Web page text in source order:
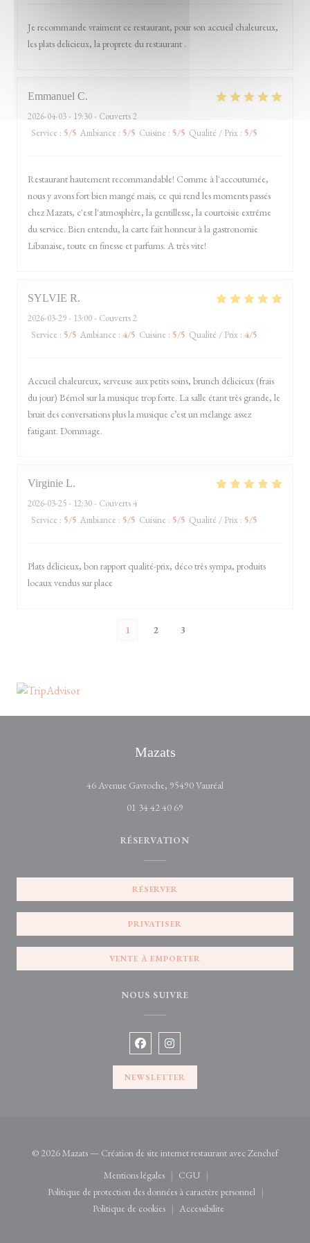
Je recommande vraiment ce restaurant, pour son accueil chaleureux,
les plats delicieux, la proprete du restaurant .
Emmanuel C
2026-04-03 - 19:30 - Couverts 2
Service : 5/5 Ambiance : 5/5 Cuisine : 5/5 Qualité / Prix : 5/5
Restaurant hautement recommandable! Comme à l'accoutumée,
nous y avons fort bien mangé mais, ce qui rend les moments passés
chez Mazats, c'est l'atmosphère, la gentillesse, la courtoisie extrême
du service. Bien entendu, la carte fait honneur à la gastronomie
Libanaise, toute en finesse et parfums. A très vite!
SYLVIE R
2026-03-29- 13:00 - Couverts 2
Service : 5/5 Ambiance : 4/5 Cuisine : 5/5 Qualité / Prix : 4/5
Accueil chaleureux, serveuse aux petits soins, brunch délicieux (frais
du jour) Bémol sur la musique trop forte. La salle étant très grande, le
bruit des conversations plus la musique c’est un mélange assez
fatigant. Dommage.
Virginie L
2026-03-25- 12:30 - Couverts 4
Service : 5/5 Ambiance : 5/5 Cuisine : 5/5 Qualité / Prix : 5/5
Plats délicieux, bon rapport qualité-prix, déco très sympa, produits
locaux vendus sur place
1 2 3
Mazats
46 Avenue Gavroche, 95490 Vauréal
01 34 42 40 69
RÉSERVATION
RÉSERVER
PRIVATISER
VENTE À EMPORTER
NOUS SUIVRE
Facebook ((ouvre une nouvelle
Instagram ((ouvre une nouvelle
NEWSLETTER
© 2026 Mazats — Création de site internet restaurant avecZenchef((ouvre
Mentions légales
((ouvre une nouvelle fenêtre))
CGU
((ouvre une nouvelle fenêtre))
Politique de protection des données à caractère personnel
((ouvre une nouvelle fenêtre))
Politique de cookies
((ouvre une nouvelle fenêtre))
Accessibilite
((ouvre une nouvelle